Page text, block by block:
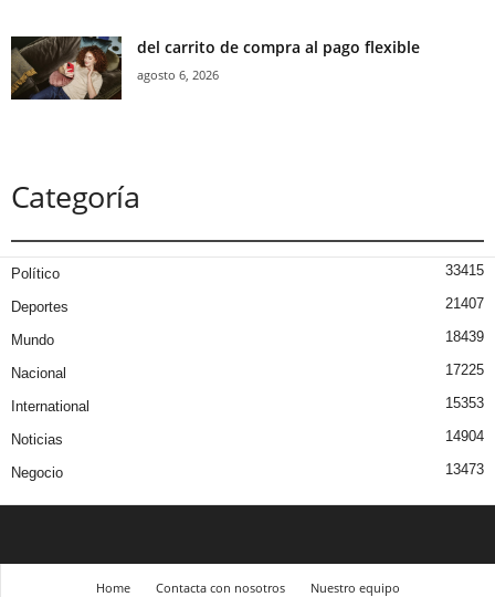
del carrito de compra al pago flexible
agosto 6, 2026
Categoría
Político 33415
Deportes 21407
Mundo 18439
Nacional 17225
International 15353
Noticias 14904
Negocio 13473
Home Contacta con nosotros Nuestro equipo